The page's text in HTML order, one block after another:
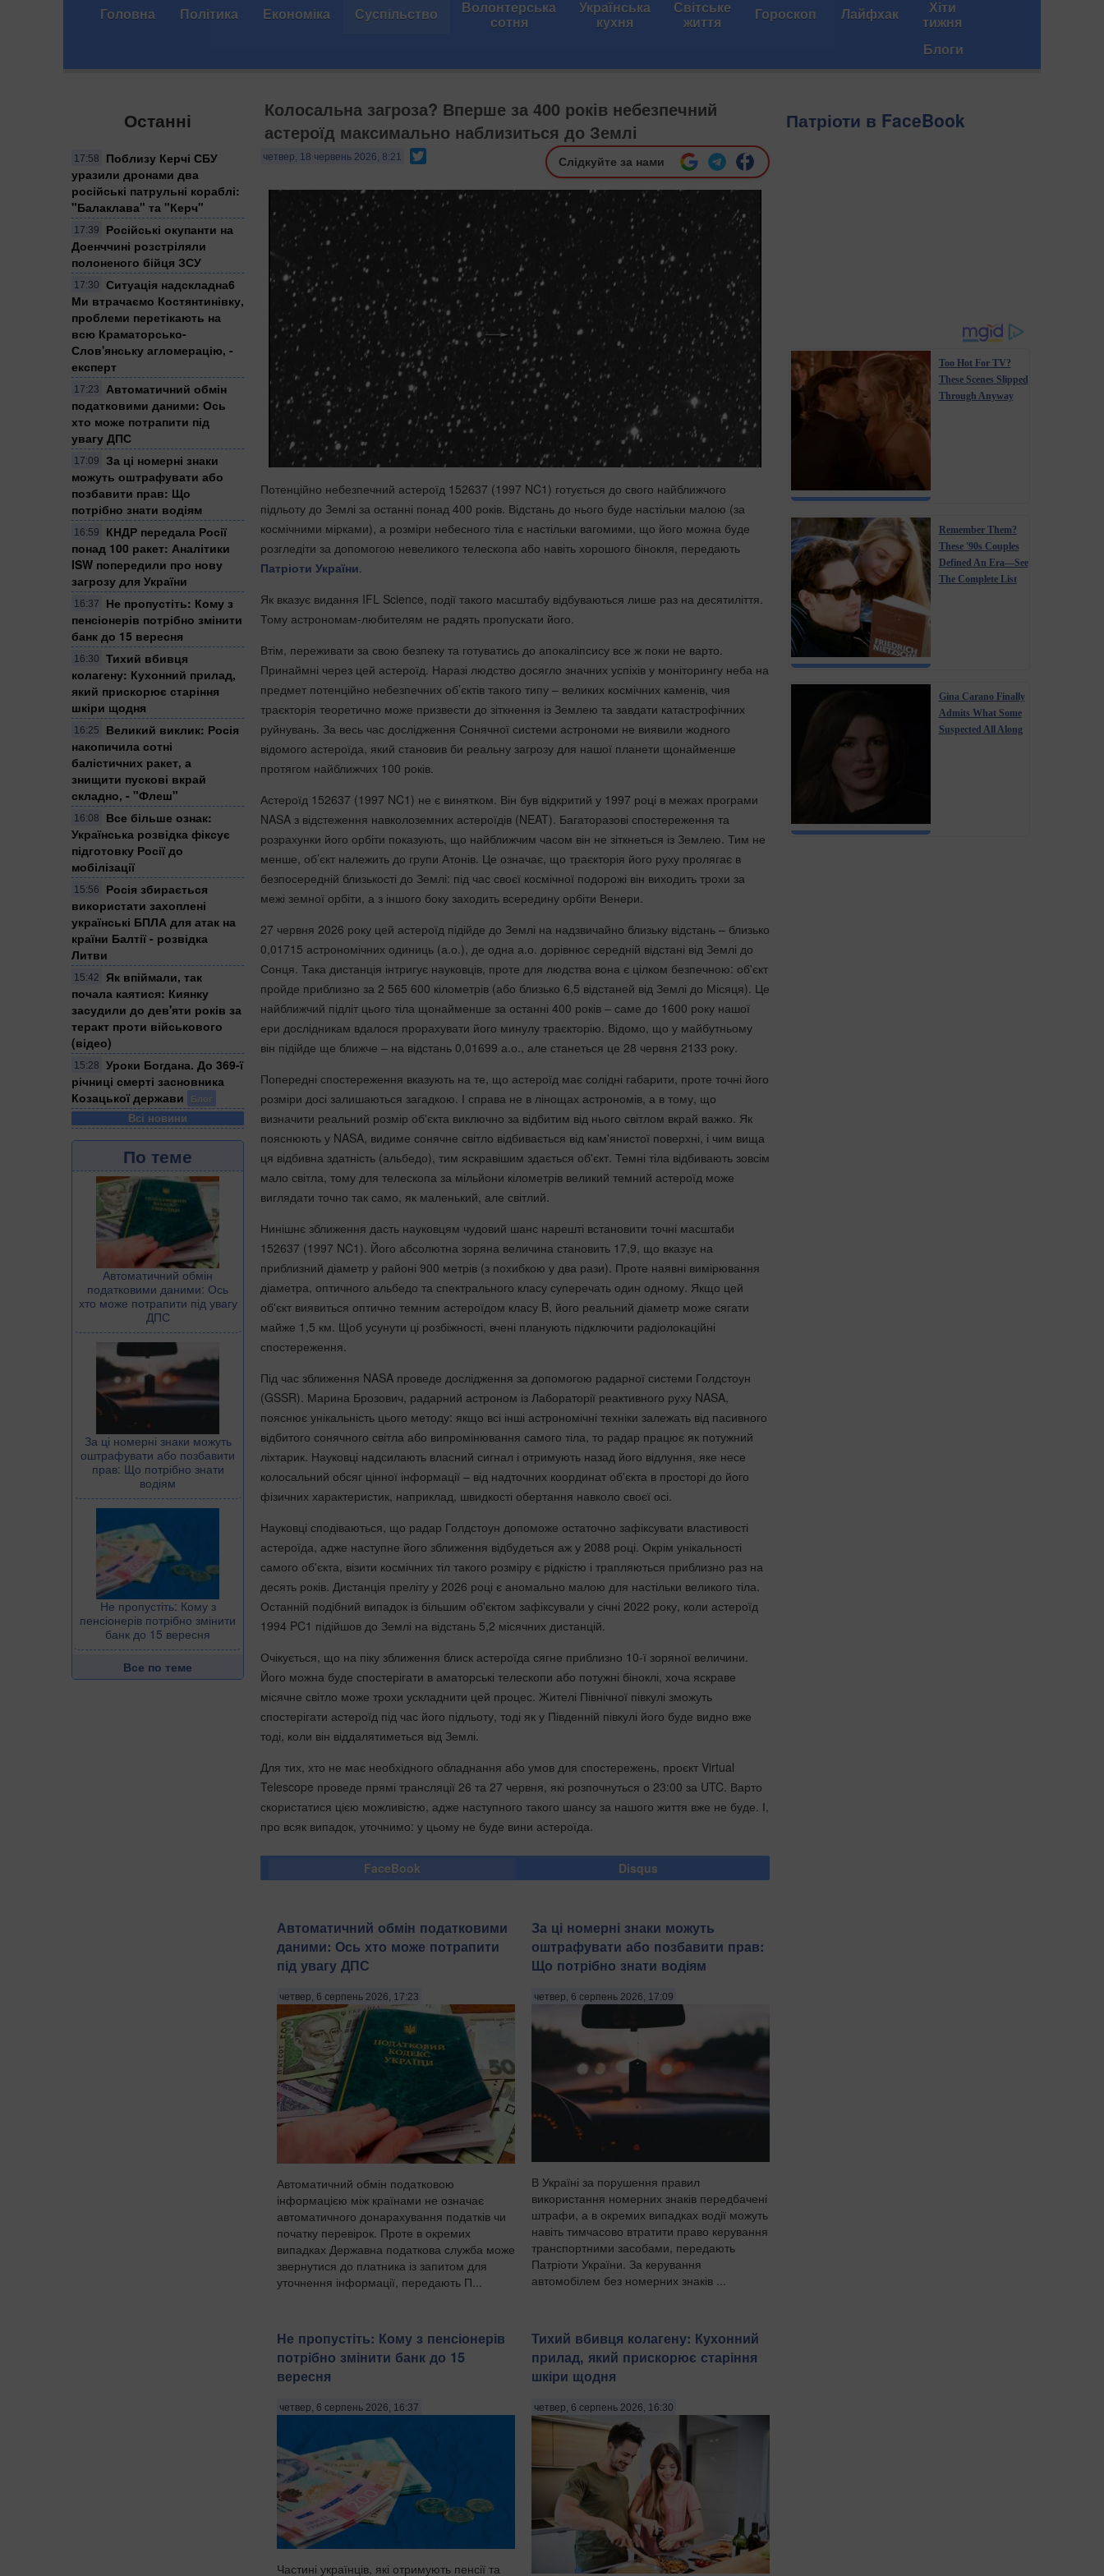
Головна Політика Економіка Суспільство Волонтерська
сотня
Українська
кухня
Світське
життя Гороскоп Лайфхак Хіти
тижня
Блоги
Останні
17:58
Поблизу Керчі СБУ
уразили дронами два
російські патрульні кораблі:
"Балаклава" та "Керч"
17:39
Російські окупанти на
Доенччині розстріляли
полоненого бійця ЗСУ
17:30
Ситуація надскладна6
Ми втрачаємо Костянтинівку,
проблеми перетікають на
всю Краматорсько-
Слов'янську агломерацію, -
експерт
17:23
Автоматичний обмін
податковими даними: Ось
хто може потрапити під
увагу ДПС
17:09
За ці номерні знаки
можуть оштрафувати або
позбавити прав: Що
потрібно знати водіям
16:59
КНДР передала Росії
понад 100 ракет: Аналітики
ISW попередили про нову
загрозу для України
16:37
Не пропустіть: Кому з
пенсіонерів потрібно змінити
банк до 15 вересня
16:30
Тихий вбивця
колагену: Кухонний прилад,
який прискорює старіння
шкіри щодня
16:25
Великий виклик: Росія
накопичила сотні
балістичних ракет, а
знищити пускові вкрай
складно, - "Флеш"
16:08
Все більше ознак:
Українська розвідка фіксує
підготовку Росії до
мобілізації
15:56
Росія збирається
використати захоплені
українські БПЛА для атак на
країни Балтії - розвідка
Литви
15:42
Як впіймали, так
почала каятися: Киянку
засудили до дев'яти років за
теракт проти військового
(відео)
15:28
Уроки Богдана. До 369-ї
річниці смерті засновника
Козацької держави
Блог
Всі новини
По теме
Автоматичний обмін
податковими даними: Ось
хто може потрапити під увагу
ДПС
За ці номерні знаки можуть
оштрафувати або позбавити
прав: Що потрібно знати
водіям
Не пропустіть: Кому з
пенсіонерів потрібно змінити
банк до 15 вересня
Все по теме
Колосальна загроза? Вперше за 400 років небезпечний
астероїд максимально наблизиться до Землі
четвер, 18 червень 2026, 8:21 Слідкуйте за нами
Потенційно небезпечний астероїд 152637 (1997 NC1) готується до свого найближчого
підльоту до Землі за останні понад 400 років. Відстань до нього буде настільки малою (за
космічними мірками), а розміри небесного тіла є настільки вагомими, що його можна буде
розгледіти за допомогою невеликого телескопа або навіть хорошого бінокля, передають
Патріоти України
Як вказує видання IFL Science, події такого масштабу відбуваються лише раз на десятиліття.
Тому астрономам-любителям не радять пропускати його.
Втім, переживати за свою безпеку та готуватись до апокаліпсису все ж поки не варто.
Принаймні через цей астероїд. Наразі людство досягло значних успіхів у моніторингу неба на
предмет потенційно небезпечних об’єктів такого типу – великих космічних каменів, чия
траєкторія теоретично може призвести до зіткнення із Землею та завдати катастрофічних
руйнувань. За весь час дослідження Сонячної системи астрономи не виявили жодного
відомого астероїда, який становив би реальну загрозу для нашої планети щонайменше
протягом найближчих 100 років.
Астероїд 152637 (1997 NC1) не є винятком. Він був відкритий у 1997 році в межах програми
NASA з відстеження навколоземних астероїдів (NEAT). Багаторазові спостереження та
розрахунки його орбіти показують, що найближчим часом він не зіткнеться із Землею. Тим не
менше, об’єкт належить до групи Атонів. Це означає, що траєкторія його руху пролягає в
безпосередній близькості до Землі: під час своєї космічної подорожі він виходить трохи за
межі земної орбіти, а з іншого боку заходить всередину орбіти Венери.
27 червня 2026 року цей астероїд підійде до Землі на надзвичайно близьку відстань – близько
0,01715 астрономічних одиниць (а.о.), де одна а.о. дорівнює середній відстані від Землі до
Сонця. Така дистанція інтригує науковців, проте для людства вона є цілком безпечною: об'єкт
пройде приблизно за 2 565 600 кілометрів (або близько 6,5 відстаней від Землі до Місяця). Це
найближчий підліт цього тіла щонайменше за останні 400 років – саме до 1600 року нашої
ери дослідникам вдалося прорахувати його минулу траєкторію. Відомо, що у майбутньому
він підійде ще ближче – на відстань 0,01699 а.о., але станеться це 28 червня 2133 року.
Попередні спостереження вказують на те, що астероїд має солідні габарити, проте точні його
розміри досі залишаються загадкою. І справа не в лінощах астрономів, а в тому, що
визначити реальний розмір об'єкта виключно за відбитим від нього світлом вкрай важко. Як
пояснюють у NASA, видиме сонячне світло відбивається від кам'янистої поверхні, і чим вища
ця відбивна здатність (альбедо), тим яскравішим здається об'єкт. Темні тіла відбивають зовсім
мало світла, тому для телескопа за мільйони кілометрів великий темний астероїд може
виглядати точно так само, як маленький, але світлий.
Нинішнє зближення дасть науковцям чудовий шанс нарешті встановити точні масштаби
152637 (1997 NC1). Його абсолютна зоряна величина становить 17,9, що вказує на
приблизний діаметр у районі 900 метрів (з похибкою у два рази). Проте наявні вимірювання
діаметра, оптичного альбедо та спектрального класу суперечать один одному. Якщо цей
об'єкт виявиться оптично темним астероїдом класу B, його реальний діаметр може сягати
майже 1,5 км. Щоб усунути ці розбіжності, вчені планують підключити радіолокаційні
спостереження.
Під час зближення NASA проведе дослідження за допомогою радарної системи Голдстоун
(GSSR). Марина Брозович, радарний астроном із Лабораторії реактивного руху NASA,
пояснює унікальність цього методу: якщо всі інші астрономічні техніки залежать від пасивного
відбитого сонячного світла або випромінювання самого тіла, то радар працює як потужний
ліхтарик. Науковці надсилають власний сигнал і отримують назад його відлуння, яке несе
колосальний обсяг цінної інформації – від надточних координат об'єкта в просторі до його
фізичних характеристик, наприклад, швидкості обертання навколо своєї осі.
Науковці сподіваються, що радар Голдстоун допоможе остаточно зафіксувати властивості
астероїда, адже наступне його зближення відбудеться аж у 2088 році. Окрім унікальності
самого об'єкта, візити космічних тіл такого розміру є рідкістю і трапляються приблизно раз на
десять років. Дистанція преліту у 2026 році є аномально малою для настільки великого тіла.
Останній подібний випадок із більшим об'єктом зафіксували у січні 2022 року, коли астероїд
1994 PC1 підійшов до Землі на відстань 5,2 місячних дистанцій.
Очікується, що на піку зближення блиск астероїда сягне приблизно 10-ї зоряної величини.
Його можна буде спостерігати в аматорські телескопи або потужні біноклі, хоча яскраве
місячне світло може трохи ускладнити цей процес. Жителі Північної півкулі зможуть
спостерігати астероїд під час його підльоту, тоді як у Південній півкулі його буде видно вже
тоді, коли він віддалятиметься від Землі.
Для тих, хто не має необхідного обладнання або умов для спостережень, проєкт Virtual
Telescope проведе прямі трансляції 26 та 27 червня, які розпочнуться о 23:00 за UTC. Варто
скористатися цією можливістю, адже наступного такого шансу за нашого життя вже не буде. І,
про всяк випадок, уточнимо: у цьому не буде вини астероїда.
FaceBook Disqus
Автоматичний обмін податковими
даними: Ось хто може потрапити
під увагу ДПС
четвер, 6 серпень 2026, 17:23
Автоматичний обмін податковою
інформацією між країнами не означає
автоматичного донарахування податків чи
початку перевірок. Проте в окремих
випадках Державна податкова служба може
звернутися до платника із запитом для
уточнення інформації, передають П...
За ці номерні знаки можуть
оштрафувати або позбавити прав:
Що потрібно знати водіям
четвер, 6 серпень 2026, 17:09
В Україні за порушення правил
використання номерних знаків передбачені
штрафи, а в окремих випадках водії можуть
навіть тимчасово втратити право керування
транспортними засобами, передають
Патріоти України. За керування
автомобілем без номерних знаків ...
Не пропустіть: Кому з пенсіонерів
потрібно змінити банк до 15
вересня
четвер, 6 серпень 2026, 16:37
Частині українців, які отримують пенсії та
Тихий вбивця колагену: Кухонний
прилад, який прискорює старіння
шкіри щодня
четвер, 6 серпень 2026, 16:30
Патріоти в FaceBook
Too Hot For TV?
These Scenes Slipped
Through Anyway
Remember Them?
These '90s Couples
Defined An Era—See
The Complete List
Gina Carano Finally
Admits What Some
Suspected All Along